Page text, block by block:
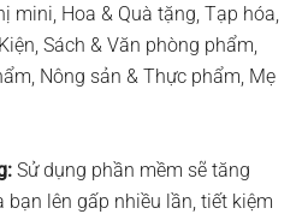
mini, Hoa & Quà tặng, Tạp hóa,
Sách & Văn phòng phẩm,
Nông sản & Thực phẩm, Mẹ
Sử dụng phần mềm sẽ tăng
bạn lên gấp nhiều lần, tiết kiệm